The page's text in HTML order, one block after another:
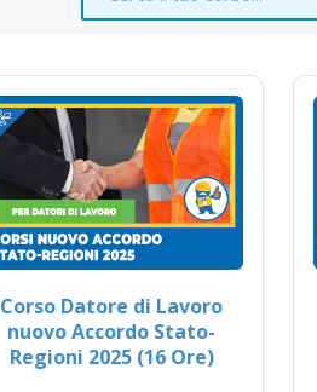
Corso Datore di Lavoro
nuovo Accordo Stato-
Regioni 2025 (16 Ore)